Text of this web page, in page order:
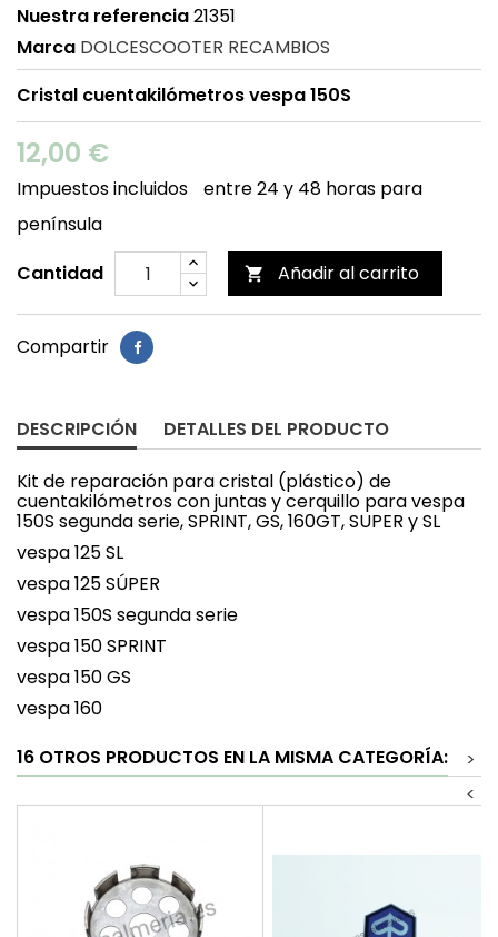
Nuestra referencia21351
Marca DOLCESCOOTER RECAMBIOS
Cristal cuentakilómetros vespa 150S
12,00 €
Impuestos incluidos
entre 24 y 48 horas para
península
Cantidad
 Añadir al carrito
Compartir
DESCRIPCIÓN DETALLES DEL PRODUCTO
Kit de reparación para cristal (plástico) de
cuentakilómetros con juntas y cerquillo para vespa
150S segunda serie, SPRINT, GS, 160GT, SUPER y SL
vespa 125 SL
vespa 125 SÚPER
vespa 150S segunda serie
vespa 150 SPRINT
vespa 150 GS
vespa 160
16 OTROS PRODUCTOS EN LA MISMA CATEGORÍA:
>
<